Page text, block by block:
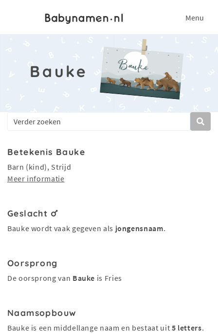
Menu
Bauke
Betekenis Bauke
Barn (kind), Strijd
Meer informatie
Geslacht
Bauke wordt vaak gegeven als jongensnaam.
Oorsprong
De oorsprong van Bauke is Fries
Naamsopbouw
Bauke is een middellange naam en bestaat uit 5 letters.